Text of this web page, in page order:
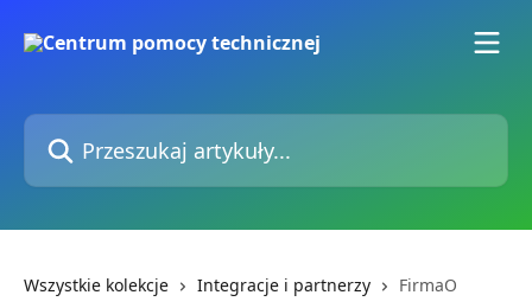
Przeszukaj artykuły...
Wszystkie kolekcje Integracje i partnerzy FirmaO